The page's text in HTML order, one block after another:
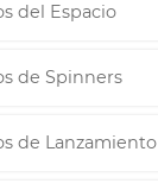
del Espacio
de Spinners
de Lanzamiento